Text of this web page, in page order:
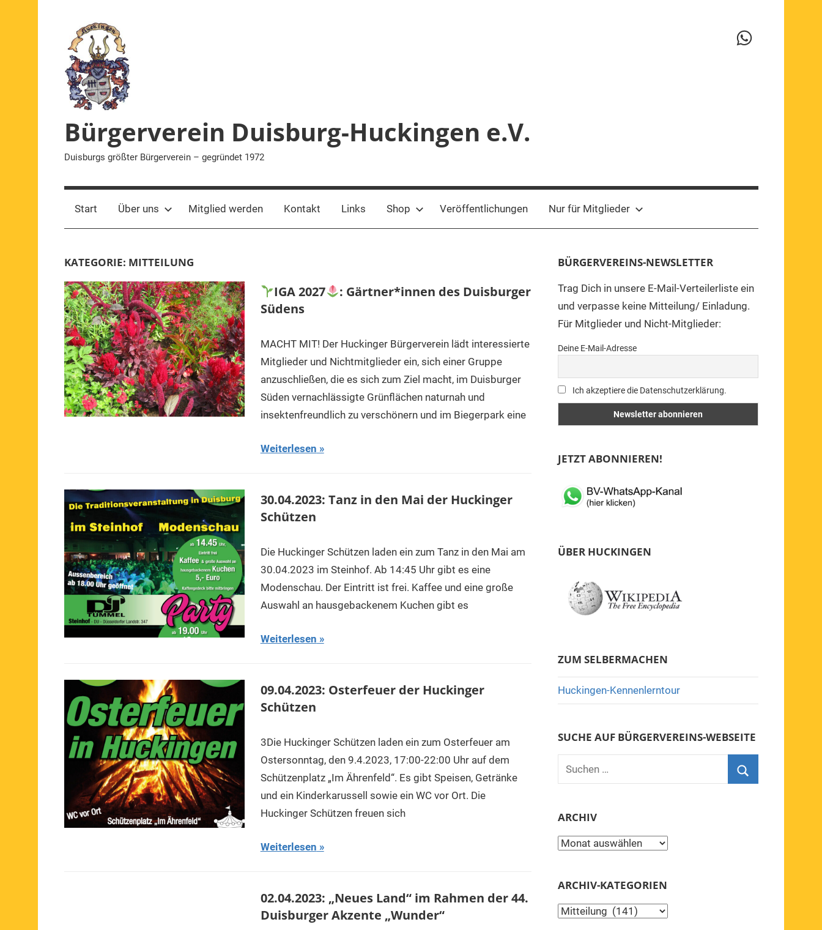
Bürgerverein Duisburg-Huckingen e.V.
Duisburgs größter Bürgerverein – gegründet 1972
WhatsApp-
Start Über uns Mitglied werden Kontakt Links Shop Veröffentlichungen Nur für Mitglieder
KATEGORIE: MITTEILUNG
IGA 2027
: Gärtner*innen des Duisburger
Südens
MACHT MIT! Der Huckinger Bürgerverein lädt interessierte
Mitglieder und Nichtmitglieder ein, sich einer Gruppe
anzuschließen, die es sich zum Ziel macht, im Duisburger
Süden vernachlässigte Grünflächen naturnah und
insektenfreundlich zu verschönern und im Biegerpark eine
Weiterlesen
30.04.2023: Tanz in den Mai der Huckinger
Schützen
Die Huckinger Schützen laden ein zum Tanz in den Mai am
30.04.2023 im Steinhof. Ab 14:45 Uhr gibt es eine
Modenschau. Der Eintritt ist frei. Kaffee und eine große
Auswahl an hausgebackenem Kuchen gibt es
Weiterlesen
09.04.2023: Osterfeuer der Huckinger
Schützen
3Die Huckinger Schützen laden ein zum Osterfeuer am
Ostersonntag, den 9.4.2023, 17:00-22:00 Uhr auf dem
Schützenplatz „Im Ährenfeld“. Es gibt Speisen, Getränke
und ein Kinderkarussell sowie ein WC vor Ort. Die
Huckinger Schützen freuen sich
Weiterlesen
02.04.2023: „Neues Land“ im Rahmen der 44.
Duisburger Akzente „Wunder“
BÜRGERVEREINS-NEWSLETTER
Trag Dich in unsere E-Mail-Verteilerliste ein
und verpasse keine Mitteilung/ Einladung.
Für Mitglieder und Nicht-Mitglieder:
Deine E-Mail-Adresse
Ich akzeptiere die Datenschutzerklärung.
JETZT ABONNIEREN!
ÜBER HUCKINGEN
ZUM SELBERMACHEN
Huckingen-Kennenlerntour
SUCHE AUF BÜRGERVEREINS-WEBSEITE
Suchen
nach:
ARCHIV
Archiv
ARCHIV-KATEGORIEN
Archiv-